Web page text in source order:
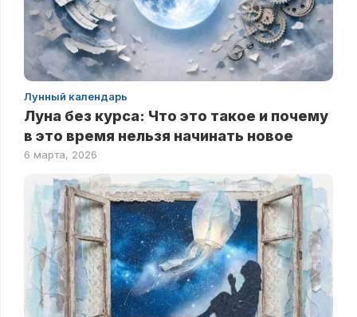
Лунный календарь
Луна без курса: Что это такое и почему
в это время нельзя начинать новое
6 марта, 2026